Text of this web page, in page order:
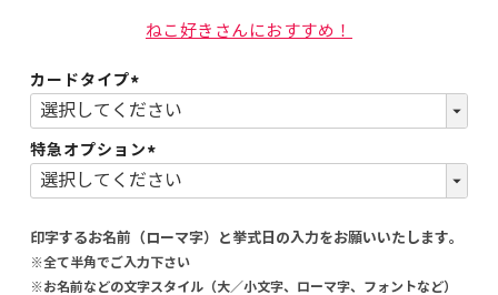
ねこ好きさんにおすすめ！
カードタイプ
(必
特急オプション
(必
印字するお名前（ローマ字）と挙式日の入力をお願いいたします。
※全て半角でご入力下さい
※お名前などの文字スタイル（大／小文字、ローマ字、フォントなど）